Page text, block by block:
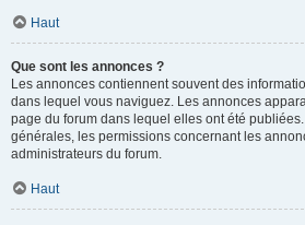
Haut
Que sont les annonces ?
Les annonces contiennent souvent des
dans lequel vous naviguez. Les annonces
page du forum dans lequel elles ont été
générales, les permissions concernant les
administrateurs du forum.
Haut